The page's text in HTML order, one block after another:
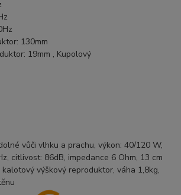
130mm
19mm , Kupolový
vůči vlhku a prachu, výkon: 40/120 W,
citlivost: 86dB, impedance 6 Ohm, 13 cm
výškový reproduktor, váha 1,8kg,